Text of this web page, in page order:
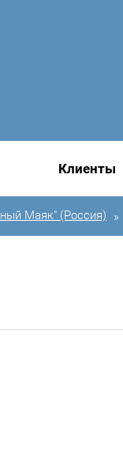
Клиенты
Маяк" (Россия) »